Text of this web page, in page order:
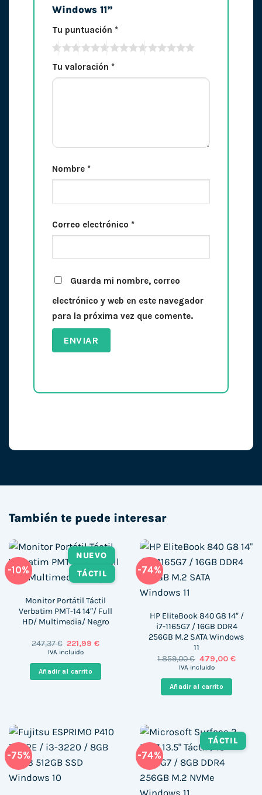
Windows 11”
Tu puntuación *
Tu valoración *
Nombre *
Correo electrónico *
Guarda mi nombre, correo
electrónico y web en este navegador
para la próxima vez que comente.
También te puede interesar
-10%
NUEVO
TÁCTIL
Monitor Portátil Táctil
Verbatim PMT-14 14″/ Full
HD/ Multimedia/ Negro
247,37€ El
precio
era:
247,37 €.
221,99€El
es:
IVA incluido
Añadir al carrito
-74%
HP EliteBook 840 G8 14″ /
i7-1165G7 / 16GB DDR4
256GB M.2 SATA Windows
11
1.859,00€ El
precio
era:
1.859,00 €.
479,00 €El
IVA incluido
Añadir al carrito
-75% -74%
TÁCTIL